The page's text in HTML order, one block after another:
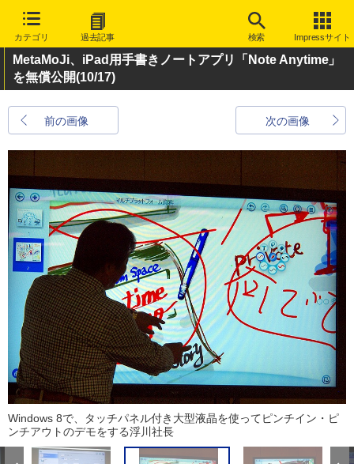
カテゴリ 過去記事 検索 Impressサイト
MetaMoJi、iPad用手書きノートアプリ「Note Anytime」
を無償公開(10/17)
前の画像 次の画像
Windows 8で、タッチパネル付き大型液晶を使ってピンチイン・ピ
ンチアウトのデモをする浮川社長